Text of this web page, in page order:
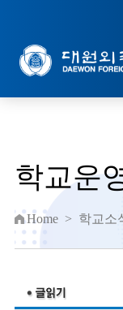
학교운
Home > 학교소